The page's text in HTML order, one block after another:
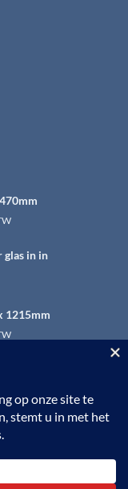
glas in in
1215mm
van HTI-RVS |
| NL95
EYE-